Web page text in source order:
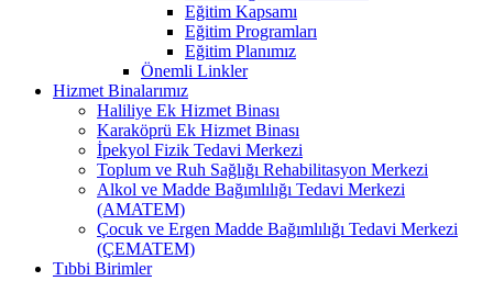
Eğitim Kapsamı
Eğitim Programları
Eğitim Planımız
Önemli Linkler
Hizmet Binalarımız
Haliliye Ek Hizmet Binası
Karaköprü Ek Hizmet Binası
İpekyol Fizik Tedavi Merkezi
Toplum ve Ruh Sağlığı Rehabilitasyon Merkezi
Alkol ve Madde Bağımlılığı Tedavi Merkezi
(AMATEM)
Çocuk ve Ergen Madde Bağımlılığı Tedavi Merkezi
(ÇEMATEM)
Tıbbi Birimler